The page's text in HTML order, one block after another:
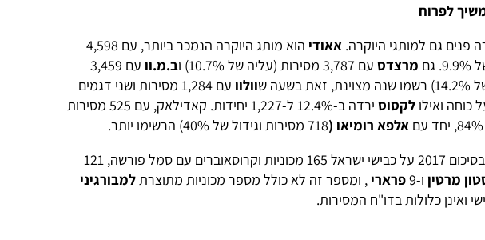
לפרוח
אאודי
הוא מותג היוקרה הנמכר ביותר, עם 4,598
מרצדסעם 3,787 מסירות (עליה של 10.7%) ו ב.מ.וו
עם 3,459
ש
וולוו
עם 1,284 מסירות ושני דגמים
ואילו לקסוס
ירדה ב-12.4% ל-1,227 יחידות. קאדילאק, עם 525 מסירות
אלפא רומיאו (718 מסירות וגידול של 40%) הרשימו יותר.
עם סמל פורשה, 121
מרטין ו-9 פרארי , ומספר זה לא כולל מספר מכוניות מתוצרתלמבורגיני
ואינן כלולות בדו"ח המסירות.